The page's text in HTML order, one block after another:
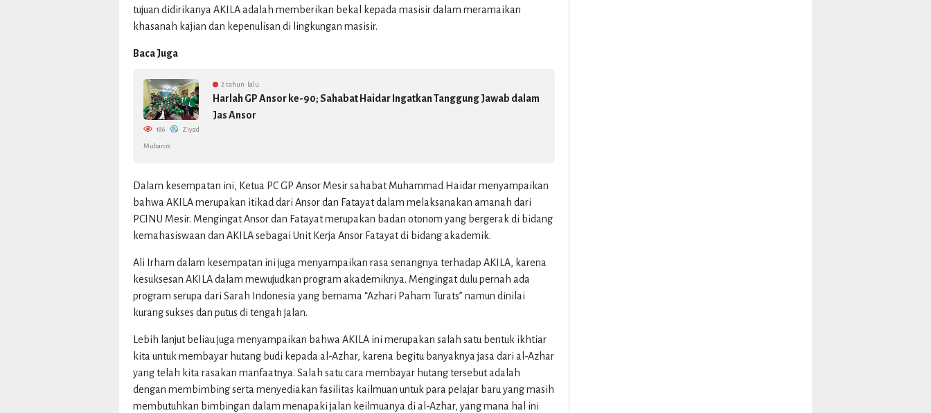
tujuan didirikanya AKILA adalah memberikan bekal kepada masisir dalam meramaikan
khasanah kajian dan kepenulisan di lingkungan masisir.
Baca Juga
2 tahun lalu
Harlah GP Ansor ke-90; Sahabat Haidar Ingatkan Tanggung Jawab dalam
Jas Ansor
186 Ziyad
Mubarok
Dalam kesempatan ini, Ketua PC GP Ansor Mesir sahabat Muhammad Haidar menyampaikan
bahwa AKILA merupakan itikad dari Ansor dan Fatayat dalam melaksanakan amanah dari
PCINU Mesir. Mengingat Ansor dan Fatayat merupakan badan otonom yang bergerak di bidang
kemahasiswaan dan AKILA sebagai Unit Kerja Ansor Fatayat di bidang akademik.
Ali Irham dalam kesempatan ini juga menyampaikan rasa senangnya terhadap AKILA, karena
kesuksesan AKILA dalam mewujudkan program akademiknya. Mengingat dulu pernah ada
program serupa dari Sarah Indonesia yang bernama “Azhari Paham Turats” namun dinilai
kurang sukses dan putus di tengah jalan.
Lebih lanjut beliau juga menyampaikan bahwa AKILA ini merupakan salah satu bentuk ikhtiar
kita untuk membayar hutang budi kepada al-Azhar, karena begitu banyaknya jasa dari al-Azhar
yang telah kita rasakan manfaatnya. Salah satu cara membayar hutang tersebut adalah
dengan membimbing serta menyediakan fasilitas kailmuan untuk para pelajar baru yang masih
membutuhkan bimbingan dalam menapaki jalan keilmuanya di al-Azhar, yang mana hal ini